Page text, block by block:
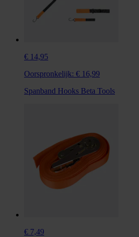
€ 14,95
Oorspronkelijk: € 16,99
Spanband Hooks Beta Tools
€ 7,49